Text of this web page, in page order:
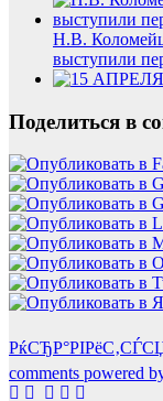
Н.В.
выступили
Поделиться в
comments powered